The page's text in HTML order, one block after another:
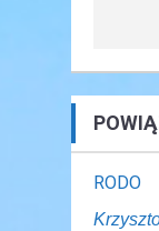
RODO